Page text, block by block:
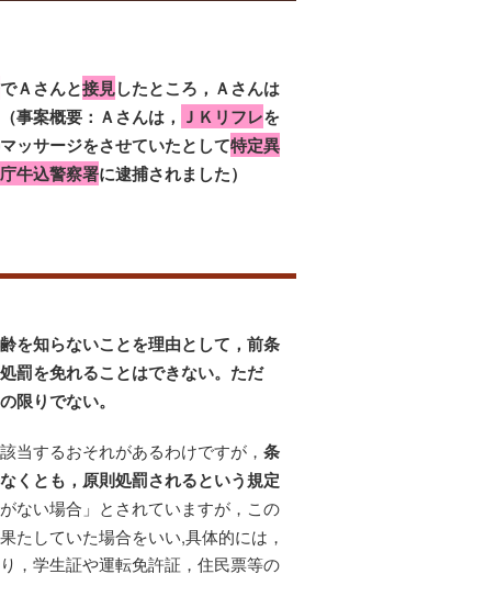
でＡさんと接見したところ，Ａさんは
事案概要：Ａさんは， ＪＫリフレを
ッサージをさせていたとして特定異
牛込警察署に逮捕されました）
を知らないことを理由として，前条
罰を免れることはできない。ただ
限りでない。
当するおそれがあるわけですが， 条
くとも，原則処罰されるという規定
ない場合」とされていますが，この
たしていた場合をいい,具体的には，
，学生証や運転免許証，住民票等の